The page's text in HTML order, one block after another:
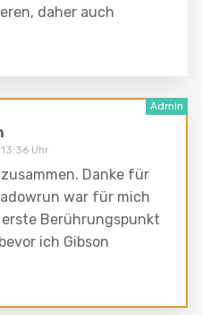
daher auch
Uhr
Danke für
war für mich
Berührungspunkt
ich Gibson